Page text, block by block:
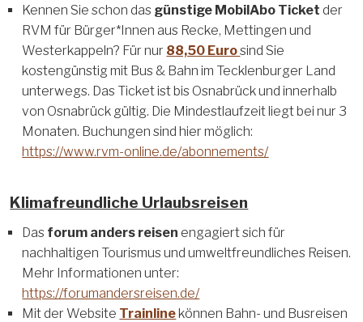
Kennen Sie schon das günstige MobilAbo Ticketder
RVM für Bürger*Innen aus Recke, Mettingen und
Westerkappeln? Für nur 88,50 Eurosind Sie
kostengünstig mit Bus & Bahn im Tecklenburger Land
unterwegs. Das Ticket ist bis Osnabrück und innerhalb
von Osnabrück gültig. Die Mindestlaufzeit liegt bei nur 3
Monaten. Buchungen sind hier möglich:
https://www.rvm-online.de/abonnements/
Klimafreundliche Urlaubsreisen
Das forum anders reisenengagiert sich für
nachhaltigen Tourismus und umweltfreundliches Reisen.
Mehr Informationen unter:
https://forumandersreisen.de/
Mit der Website Trainlinekönnen Bahn- und Busreisen